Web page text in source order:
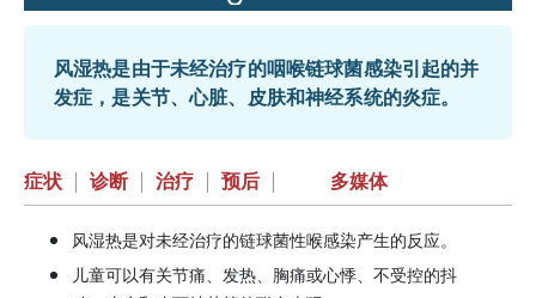
风湿热是由于未经治疗的咽喉链球菌感染引起的并
发症，是关节、心脏、皮肤和神经系统的炎症。
症状 | 诊断 | 治疗 | 预后 | 多媒体
风湿热是对未经治疗的链球菌性喉感染产生的反应。
儿童可以有关节痛、发热、胸痛或心悸、不受控的抖